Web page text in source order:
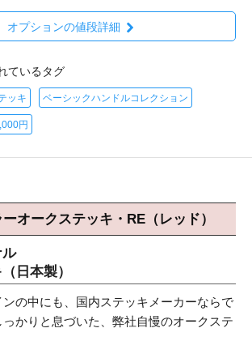
オプションの値段詳細
ているタグ
ッキ ベーシックハンドルコレクション
円
オークステッキ・RE（レッド）
ル
日本製）
の中にも、国内ステッキメーカーならで
かりと息づいた、弊社自慢のオークステ